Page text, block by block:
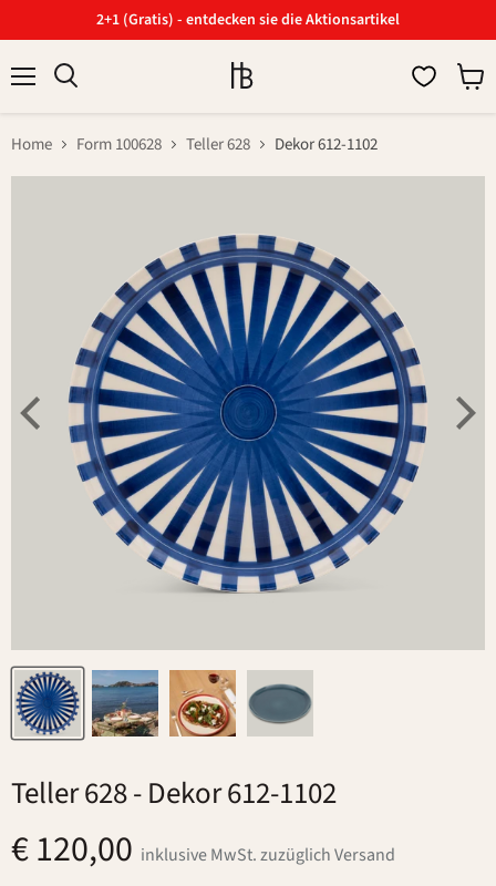
2+1 (Gratis) - entdecken sie die Aktionsartikel
Home Form 100628 Teller 628 Dekor 612-1102
Teller 628- Dekor 612-1102
€ 120,00 inklusive MwSt. zuzüglich Versand